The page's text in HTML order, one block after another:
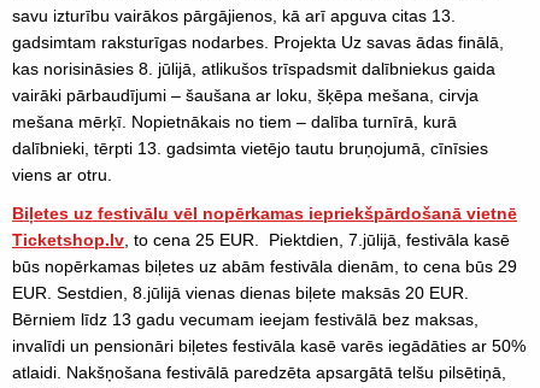
savu izturību vairākos pārgājienos, kā arī apguva citas 13.
gadsimtam raksturīgas nodarbes. Projekta Uz savas ādas finālā,
kas norisināsies 8. jūlijā, atlikušos trīspadsmit dalībniekus gaida
vairāki pārbaudījumi – šaušana ar loku, šķēpa mešana, cirvja
mešana mērķī. Nopietnākais no tiem – dalība turnīrā, kurā
dalībnieki, tērpti 13. gadsimta vietējo tautu bruņojumā, cīnīsies
viens ar otru.
Biļetes uz festivālu vēl nopērkamas iepriekšpārdošanā vietnē
Ticketshop.lv , to cena 25 EUR. Piektdien, 7.jūlijā, festivāla kasē
būs nopērkamas biļetes uz abām festivāla dienām, to cena būs 29
EUR. Sestdien, 8.jūlijā vienas dienas biļete maksās 20 EUR.
Bērniem līdz 13 gadu vecumam ieejam festivālā bez maksas,
invalīdi un pensionāri biļetes festivāla kasē varēs iegādāties ar 50%
atlaidi. Nakšņošana festivālā paredzēta apsargātā telšu pilsētiņā,